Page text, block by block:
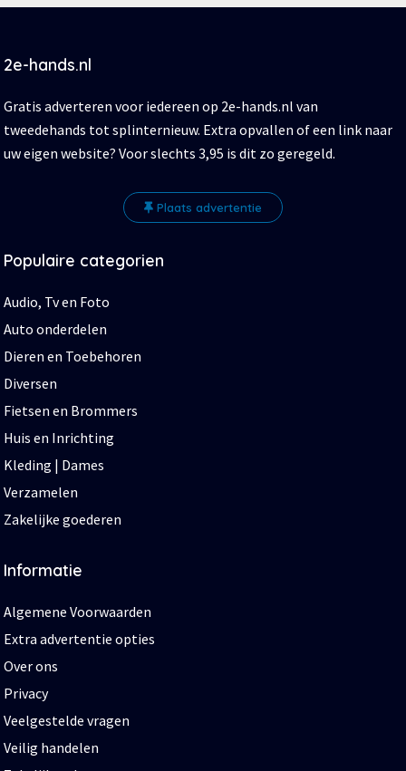
2e-hands.nl
Gratis adverteren voor iedereen op 2e-hands.nl van
tweedehands tot splinternieuw. Extra opvallen of een link naar
uw eigen website? Voor slechts 3,95 is dit zo geregeld.
Plaats advertentie
Populaire categorien
Audio, Tv en Foto
Auto onderdelen
Dieren en Toebehoren
Diversen
Fietsen en Brommers
Huis en Inrichting
Kleding | Dames
Verzamelen
Zakelijke goederen
Informatie
Algemene Voorwaarden
Extra advertentie opties
Over ons
Privacy
Veelgestelde vragen
Veilig handelen